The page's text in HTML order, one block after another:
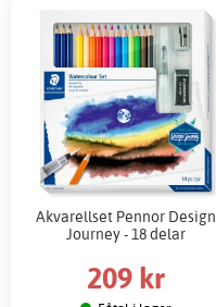
Akvarellset Pennor Design
Journey - 18 delar
209 kr